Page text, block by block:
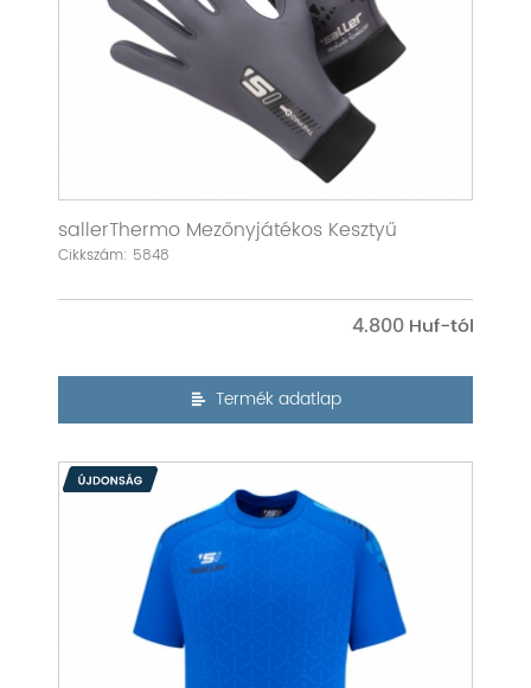
sallerThermo Mezőnyjátékos Kesztyű
Cikkszám: 5848
4.800
Termék adatlap